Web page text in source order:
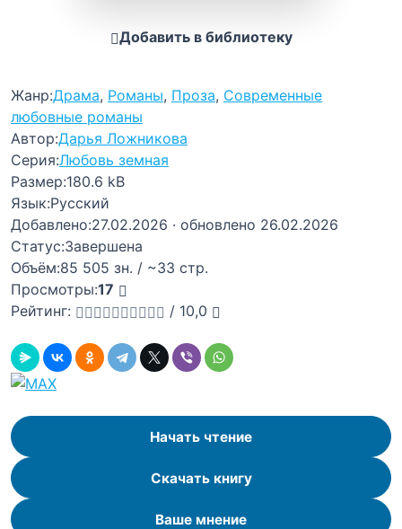
Добавить в библиотеку
Жанр:Драма, Романы, Проза, Современные
любовные романы
Автор:Дарья Ложникова
Серия:Любовь земная
Размер:180.6 kB
Язык:Русский
Добавлено:27.02.2026 · обновлено 26.02.2026
Статус:Завершена
Объём:85 505 зн. / ~33 стр.
Просмотры:17
Рейтинг:
/ 10,0
Начать чтение
Скачать книгу
Ваше мнение